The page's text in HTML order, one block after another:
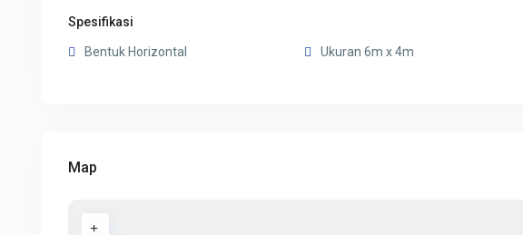
Spesifikasi
Bentuk Horizontal Ukuran 6m x 4m
Map